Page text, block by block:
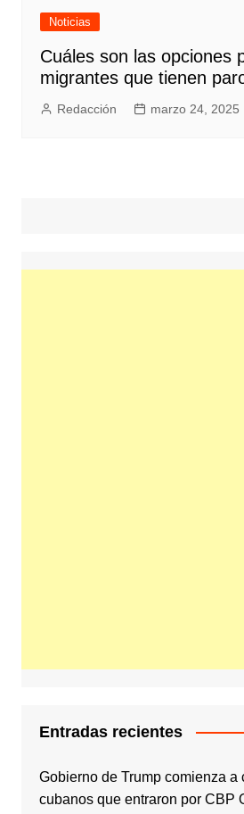
Noticias
Cuáles son las opciones
migrantes que tienen
Redacción marzo 24, 2025
Entradas recientes
Gobierno de Trump comienza a
cubanos que entraron por CBP